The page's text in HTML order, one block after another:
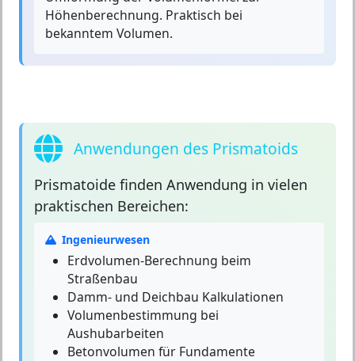
Höhenberechnung. Praktisch bei
bekanntem Volumen.
Anwendungen des Prismatoids
Prismatoide finden Anwendung in vielen
praktischen Bereichen:
Ingenieurwesen
Erdvolumen-Berechnung beim
Straßenbau
Damm- und Deichbau Kalkulationen
Volumenbestimmung bei
Aushubarbeiten
Betonvolumen für Fundamente